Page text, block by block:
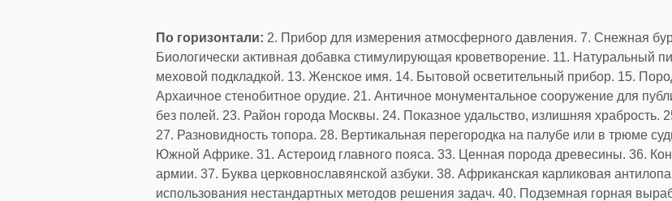
По горизонтали: 2. Прибор для измерения атмосферного давления. 7. Снежная
Биологически активная добавка стимулирующая кроветворение. 11. Натуральный
меховой подкладкой. 13. Женское имя. 14. Бытовой осветительный прибор. 15.
Архаичное стенобитное орудие. 21. Античное монументальное сооружение для
без полей. 23. Район города Москвы. 24. Показное удальство, излишняя
27. Разновидность топора. 28. Вертикальная перегородка на палубе или в трюме
Южной Африке. 31. Астероид главного пояса. 33. Ценная порода древесины. 36.
армии. 37. Буква церковнославянской азбуки. 38. Африканская карликовая
использования нестандартных методов решения задач. 40. Подземная горная